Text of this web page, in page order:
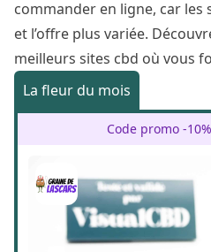
commander en ligne, car les
et l’offre plus variée.
meilleurs sites cbd où vous
La fleur du mois
Code promo -